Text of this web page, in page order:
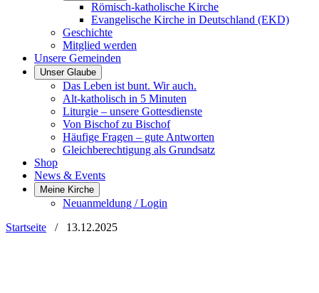
Römisch-katholische Kirche
Evangelische Kirche in Deutschland (EKD)
Geschichte
Mitglied werden
Unsere Gemeinden
Unser Glaube
Das Leben ist bunt. Wir auch.
Alt-katholisch in 5 Minuten
Liturgie – unsere Gottesdienste
Von Bischof zu Bischof
Häufige Fragen – gute Antworten
Gleichberechtigung als Grundsatz
Shop
News & Events
Meine Kirche
Neuanmeldung / Login
Startseite / 13.12.2025